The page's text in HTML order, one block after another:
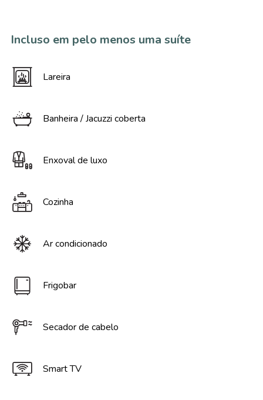
Incluso em pelo menos uma suíte
Lareira
Banheira / Jacuzzi coberta
Enxoval de luxo
Cozinha
Ar condicionado
Frigobar
Secador de cabelo
Smart TV